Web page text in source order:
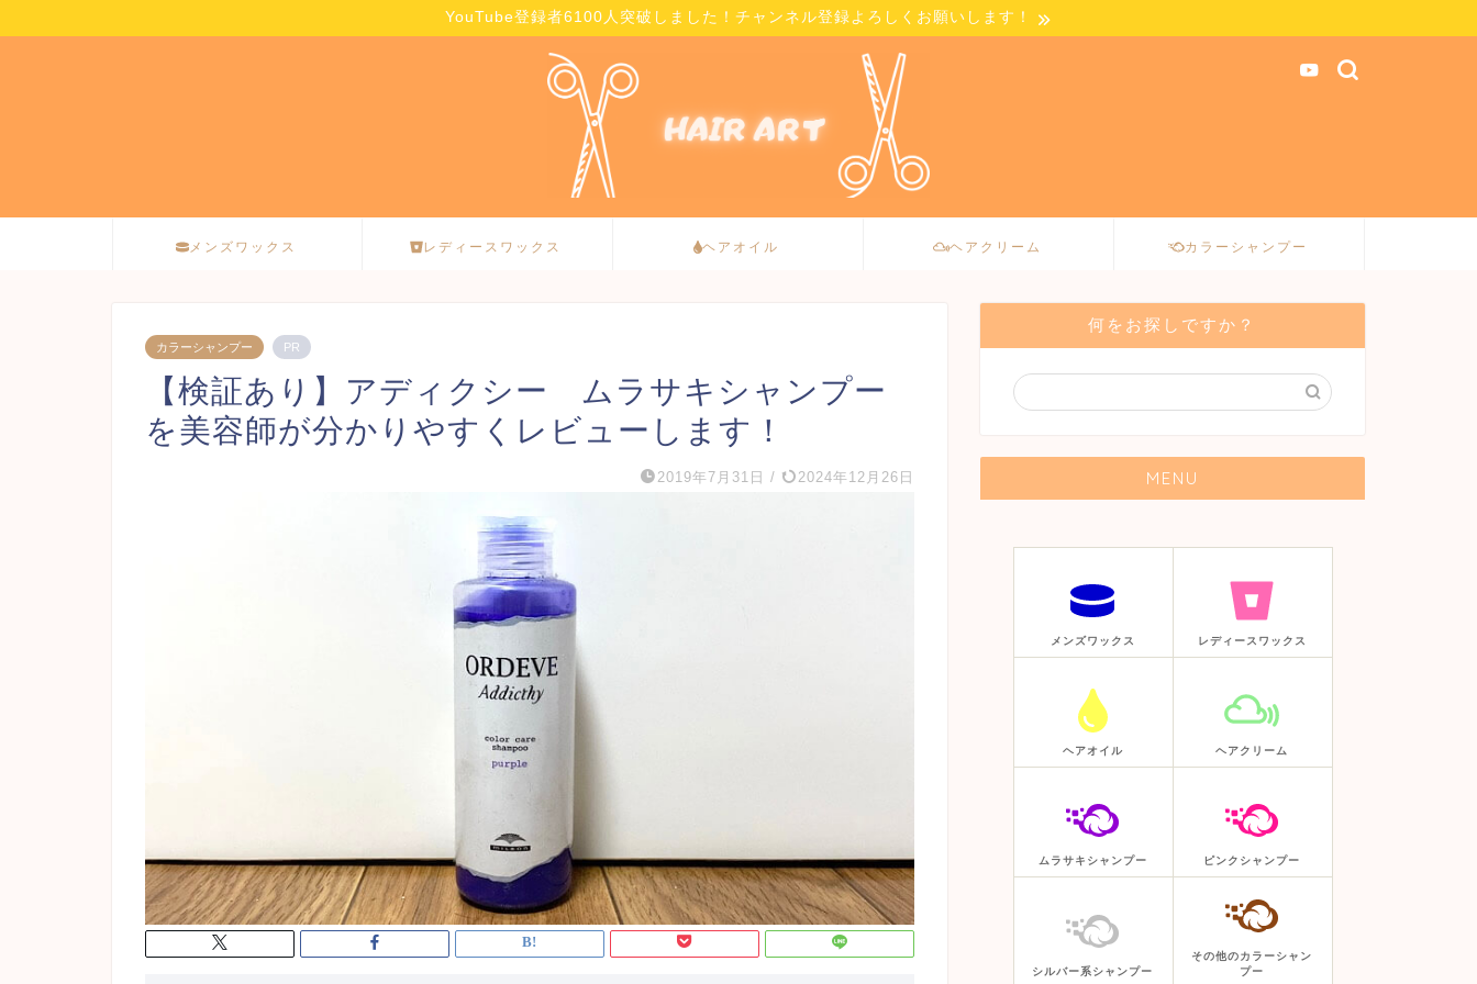
YouTube登録者6100人突破しました！チャンネル登録よろしくお願いします！
メンズワックス レディースワックス ヘアオイル ヘアクリーム カラーシャンプー
カラーシャンプー PR
【検証あり】アディクシー ムラサキシャンプー
を美容師が分かりやすくレビューします！
2019年7月31日 / 2024年12月26日
何をお探しですか？
MENU
メンズワックス レディースワックス
ヘアオイル ヘアクリーム
ムラサキシャンプー ピンクシャンプー
シルバー系シャンプー
その他のカラーシャン
プー